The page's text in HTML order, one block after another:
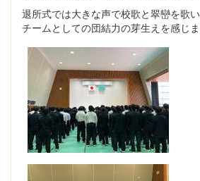
退所式では大きな声で校歌と翠巒を歌い
チームとしての団結力の芽生えを感じま